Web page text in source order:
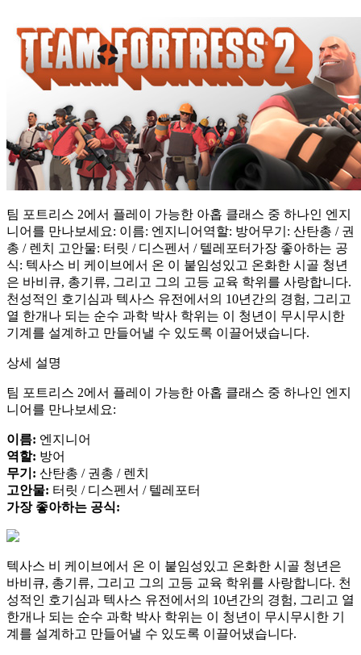
팀 포트리스 2에서 플레이 가능한 아홉 클래스 중 하나인 엔지
니어를 만나보세요: 이름: 엔지니어역할: 방어무기: 산탄총 / 권
총 / 렌치 고안물: 터릿 / 디스펜서 / 텔레포터가장 좋아하는 공
식: 텍사스 비 케이브에서 온 이 붙임성있고 온화한 시골 청년
은 바비큐, 총기류, 그리고 그의 고등 교육 학위를 사랑합니다.
천성적인 호기심과 텍사스 유전에서의 10년간의 경험, 그리고
열 한개나 되는 순수 과학 박사 학위는 이 청년이 무시무시한
기계를 설계하고 만들어낼 수 있도록 이끌어냈습니다.
상세 설명
팀 포트리스 2에서 플레이 가능한 아홉 클래스 중 하나인 엔지
니어를 만나보세요:
이름: 엔지니어
역할: 방어
무기: 산탄총 / 권총 / 렌치
고안물: 터릿 / 디스펜서 / 텔레포터
가장 좋아하는 공식:
텍사스 비 케이브에서 온 이 붙임성있고 온화한 시골 청년은
바비큐, 총기류, 그리고 그의 고등 교육 학위를 사랑합니다. 천
성적인 호기심과 텍사스 유전에서의 10년간의 경험, 그리고 열
한개나 되는 순수 과학 박사 학위는 이 청년이 무시무시한 기
계를 설계하고 만들어낼 수 있도록 이끌어냈습니다.